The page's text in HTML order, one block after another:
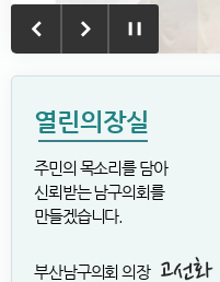
열린의장실
주민의 목소리를 담아
신뢰받는 남구의회를
만들겠습니다.
부산남구의회 의장